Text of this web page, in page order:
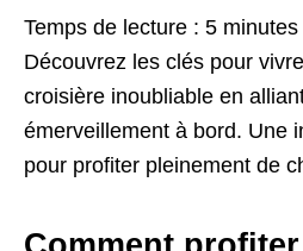
Temps de lecture : 5 minutes
Découvrez les clés pour
croisière inoubliable en
émerveillement à bord. Une
pour profiter pleinement de